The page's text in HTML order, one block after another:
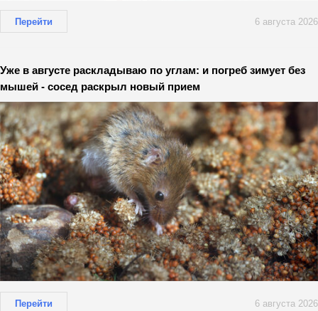
Перейти 6 августа 2026
Уже в августе раскладываю по углам: и погреб зимует без
мышей - сосед раскрыл новый прием
Перейти 6 августа 2026